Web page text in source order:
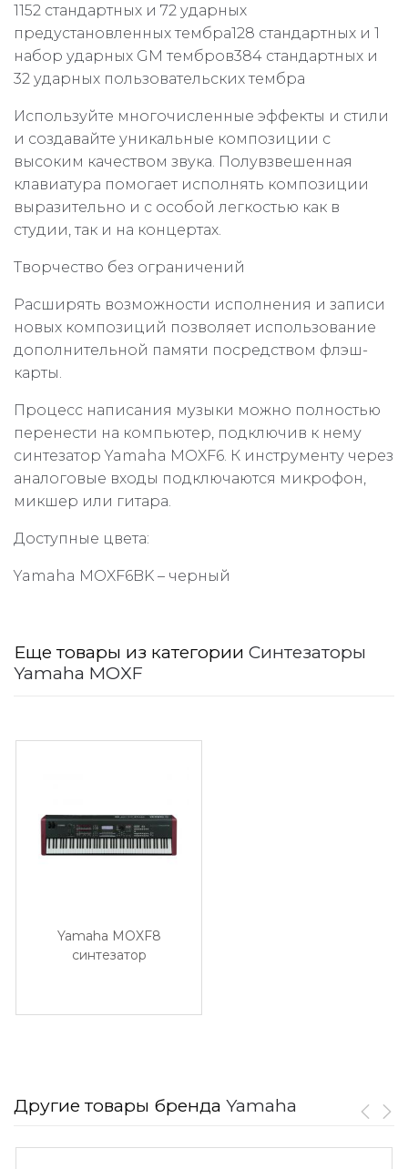
1152 стандартных и 72 ударных
предустановленных тембра128 стандартных и 1
набор ударных GM тембров384 стандартных и
32 ударных пользовательских тембра
Используйте многочисленные эффекты и стили
и создавайте уникальные композиции с
высоким качеством звука. Полувзвешенная
клавиатура помогает исполнять композиции
выразительно и с особой легкостью как в
студии, так и на концертах.
Творчество без ограничений
Расширять возможности исполнения и записи
новых композиций позволяет использование
дополнительной памяти посредством флэш-
карты.
Процесс написания музыки можно полностью
перенести на компьютер, подключив к нему
синтезатор Yamaha MOXF6. К инструменту через
аналоговые входы подключаются микрофон,
микшер или гитара.
Доступные цвета:
Yamaha MOXF6BK – черный
Еще товары из категории Синтезаторы
Yamaha MOXF
Yamaha MOXF8
синтезатор
Другие товары бренда Yamaha